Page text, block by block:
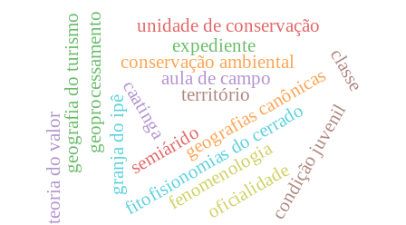
aula de campo
granja do ipêfitofisionomias do cerrado
geoprocessamento caatinga
conservação ambiental
semiárido
fenomenologia
geografias canônicas
oficialidadecondição juvenil
classe
território
geografia do turismo expediente
unidade de conservação
teoria do valor